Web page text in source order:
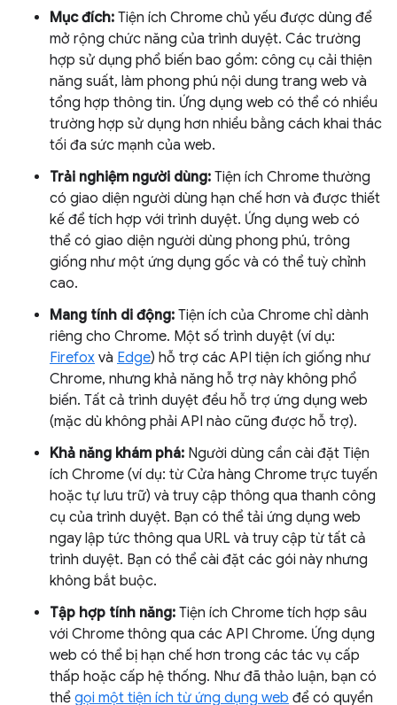
Mục đích: Tiện ích Chrome chủ yếu được dùng để
mở rộng chức năng của trình duyệt. Các trường
hợp sử dụng phổ biến bao gồm: công cụ cải thiện
năng suất, làm phong phú nội dung trang web và
tổng hợp thông tin. Ứng dụng web có thể có nhiều
trường hợp sử dụng hơn nhiều bằng cách khai thác
tối đa sức mạnh của web.
Trải nghiệm người dùng: Tiện ích Chrome thường
có giao diện người dùng hạn chế hơn và được thiết
kế để tích hợp với trình duyệt. Ứng dụng web có
thể có giao diện người dùng phong phú, trông
giống như một ứng dụng gốc và có thể tuỳ chỉnh
cao.
Mang tính di động: Tiện ích của Chrome chỉ dành
riêng cho Chrome. Một số trình duyệt (ví dụ:
Firefox và Edge) hỗ trợ các API tiện ích giống như
Chrome, nhưng khả năng hỗ trợ này không phổ
biến. Tất cả trình duyệt đều hỗ trợ ứng dụng web
(mặc dù không phải API nào cũng được hỗ trợ).
Khả năng khám phá: Người dùng cần cài đặt Tiện
ích Chrome (ví dụ: từ Cửa hàng Chrome trực tuyến
hoặc tự lưu trữ) và truy cập thông qua thanh công
cụ của trình duyệt. Bạn có thể tải ứng dụng web
ngay lập tức thông qua URL và truy cập từ tất cả
trình duyệt. Bạn có thể cài đặt các gói này nhưng
không bắt buộc.
Tập hợp tính năng: Tiện ích Chrome tích hợp sâu
với Chrome thông qua các API Chrome. Ứng dụng
web có thể bị hạn chế hơn trong các tác vụ cấp
thấp hoặc cấp hệ thống. Như đã thảo luận, bạn có
thể gọi một tiện ích từ ứng dụng web để có quyền